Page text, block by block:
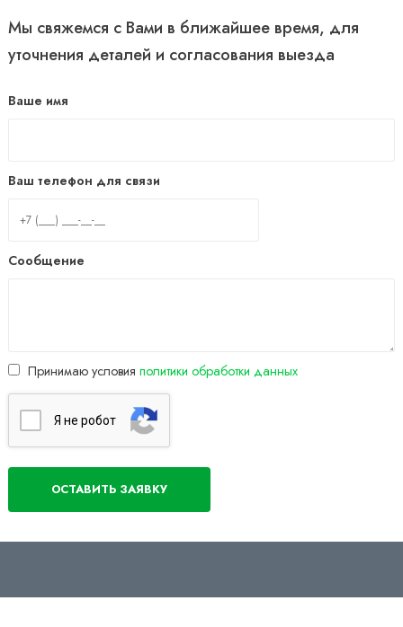
Мы свяжемся с Вами в ближайшее время, для
уточнения деталей и согласования выезда
Ваше имя
Ваш телефон для связи
Сообщение
Принимаю условия политики обработки данных
Я нe poбoт